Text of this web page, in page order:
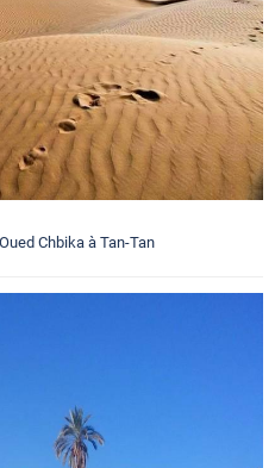
Chbika à Tan-Tan